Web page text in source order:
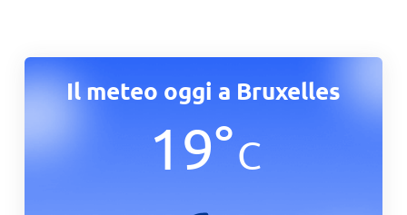
Il meteo oggi a Bruxelles
19°C